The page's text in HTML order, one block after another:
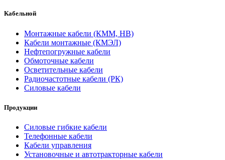
Кабельной
Монтажные кабели (КММ, НВ)
Кабели монтажные (КМЭЛ)
Нефтепогружные кабели
Обмоточные кабели
Осветительные кабели
Радиочастотные кабели (РК)
Силовые кабели
Продукции
Силовые гибкие кабели
Телефонные кабели
Кабели управления
Установочные и автотракторные кабели